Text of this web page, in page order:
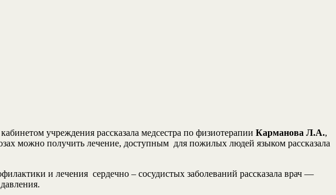
учреждения рассказала медсестра по физиотерапии Карманова Л.А.,
можно получить лечение, доступным для пожилых людей языком рассказала
и лечения сердечно – сосудистых заболеваний рассказала врач —